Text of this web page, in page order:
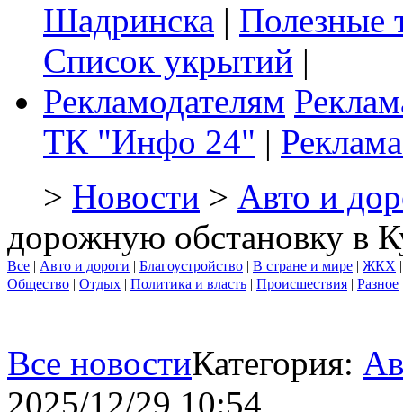
Шадринска | Полезные
Список укрытий |
Рекламодателям
ТК "Инфо 24" |
> Новости > Авто и
дорожную обстановку в
Все | Авто и дороги | Благоустройство | В стране и мире | ЖКХ
Общество | Отдых | Политика и власть | Происшествия | Разное
Все новостиКатегория:
2025/12/29 10:54